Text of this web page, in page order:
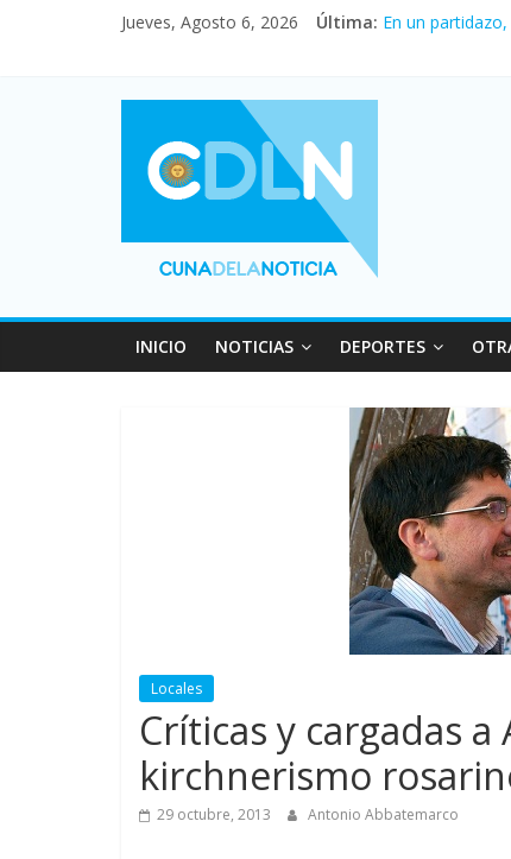
Jueves, Agosto 6, 2026 Última: En un
Vacaciones
INICIO NOTICIAS DEPORTES
Locales
Críticas y cargadas
kirchnerismo
29 octubre, 2013 Antonio Abbatemarco